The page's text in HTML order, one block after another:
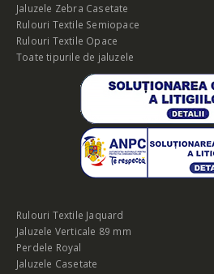
Jaluzele Zebra Casetate
Rulouri Textile Semiopace
Rulouri Textile Opace
Toate tipurile de jaluzele
Rulouri Textile Jaquard
Jaluzele Verticale 89 mm
Perdele Royal
Jaluzele Casetate